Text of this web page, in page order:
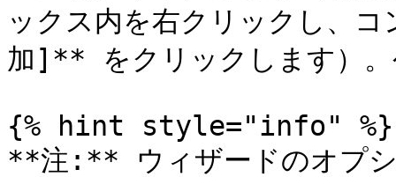
ックス内を右クリックし、
加]** をクリックします）。
{% hint style="info" %}
**注:** ウィザードのオプシ